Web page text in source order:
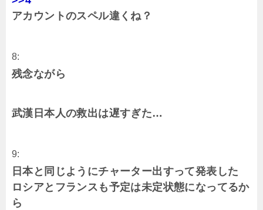
アカウントのスペル違くね？
8:
残念ながら
武漢日本人の救出は遅すぎた…
9:
日本と同じようにチャーター出すって発表した
ロシアとフランスも予定は未定状態になってるか
ら